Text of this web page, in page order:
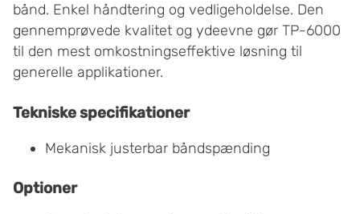
bånd. Enkel håndtering og vedligeholdelse. Den
gennemprøvede kvalitet og ydeevne gør TP-6000
til den mest omkostningseffektive løsning til
generelle applikationer.
Tekniske specifikationer
Mekanisk justerbar båndspænding
Optioner